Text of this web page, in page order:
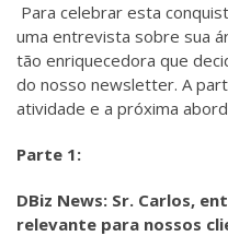
Para celebrar esta
uma entrevista sobre sua
tão enriquecedora que
do nosso newsletter. A
atividade e a próxima
Parte 1:
DBiz News: Sr. Carlos,
relevante para nossos